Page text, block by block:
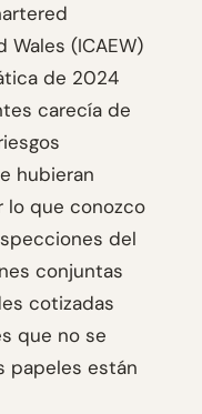
(ICAEW)
de 2024
carecía de
hubieran
lo que conozco
del
conjuntas
cotizadas
que no se
papeles están